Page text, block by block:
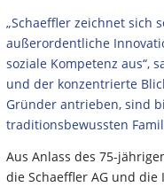
„Schaeffler zeichnet sich
außerordentliche
soziale Kompetenz aus“,
und der konzentrierte
Gründer antrieben, sind
traditionsbewussten
Aus Anlass des 75-
die Schaeffler AG und